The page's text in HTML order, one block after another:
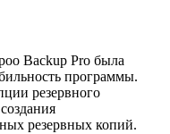
Backup Pro была
программы.
резервного
резервных копий.